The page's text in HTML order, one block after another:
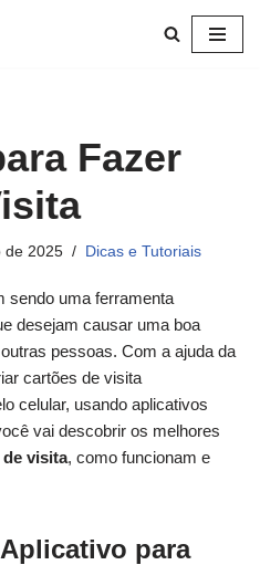
Fazer
de 2025 Dicas e Tutoriais
sendo uma ferramenta
desejam causar uma boa
pessoas. Com a ajuda da
cartões de visita
celular, usando aplicativos
vai descobrir os melhores
visita, como funcionam e
para